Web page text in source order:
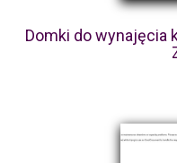
Domki do wynajęcia